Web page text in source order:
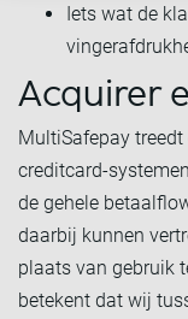
Iets wat de
Acquirer
MultiSafepay
creditcard-
de gehele
daarbij kunnen
plaats van gebruik
betekent dat wij